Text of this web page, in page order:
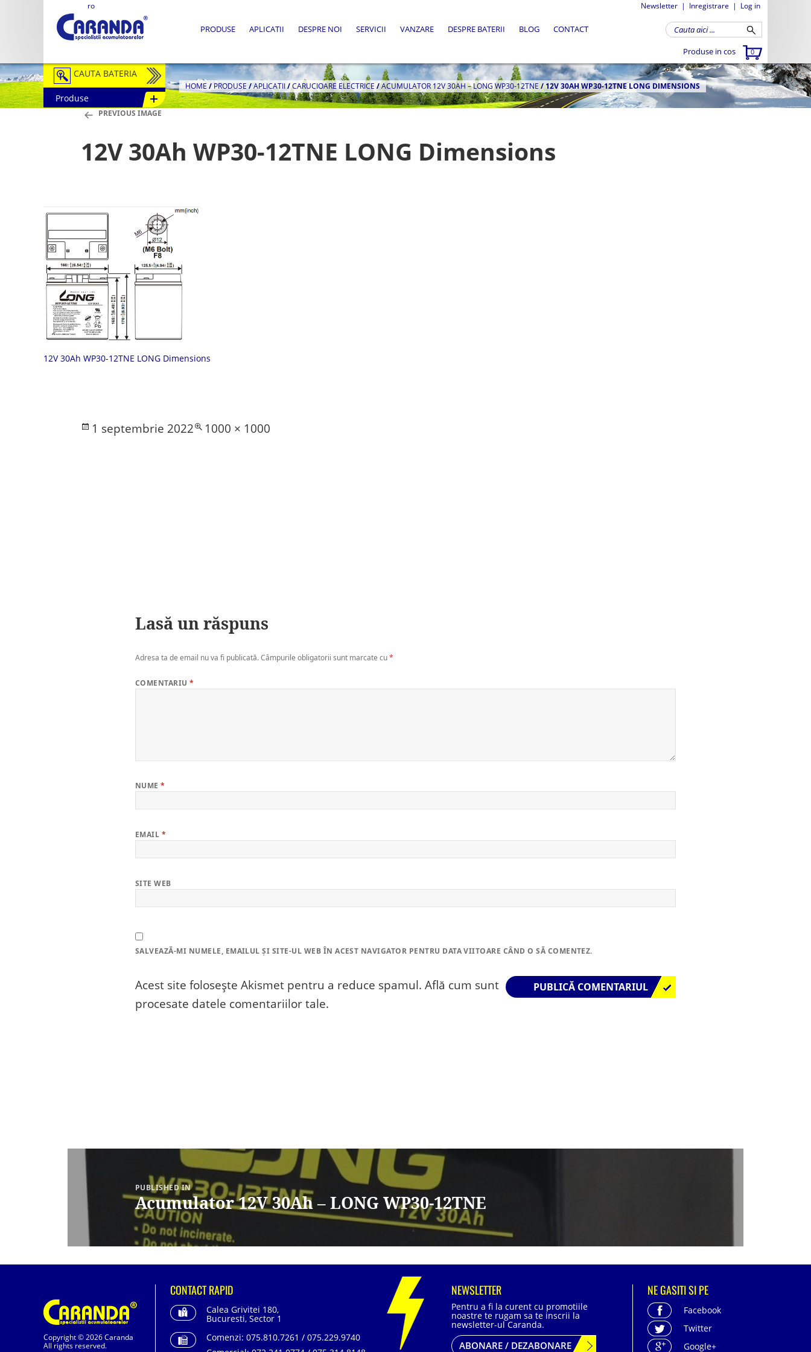
ro Newsletter | Inregistrare | Log in
Produse in cos 0
PRODUSE APLICATII DESPRE NOI SERVICII VANZARE DESPRE BATERII BLOG CONTACT
CAUTA BATERIA
Auto / Moto
Semitractiune
Accesorii Baterii
Fotovoltaice
Produse
HOME/PRODUSE /APLICATII/CARUCIOARE ELECTRICE/ACUMULATOR 12V 30AH – LONG WP30-12TNE/12V 30AH WP30-12TNE LONG DIMENSIONS
PREVIOUS IMAGE
12V 30Ah WP30-12TNE LONG Dimensions
12V 30Ah WP30-12TNE LONG Dimensions
Posted
1 septembrie 2022
Full
1000 × 1000
Lasă un răspuns
Adresa ta de email nu va fi publicată.Câmpurile obligatorii sunt marcate cu*
COMENTARIU*
NUME*
EMAIL *
SITE WEB
SALVEAZĂ-MI NUMELE, EMAILUL ȘI SITE-UL WEB ÎN ACEST NAVIGATOR PENTRU DATA VIITOARE CÂND O SĂ COMENTEZ.
Acest site folosește Akismet pentru a reduce spamul. Află cum sunt
procesate datele comentariilor tale.
Navigare
articole
PUBLISHED IN
Acumulator 12V 30Ah – LONG WP30-12TNE
Copyright © 2026 Caranda
All rights reserved.
CONTACT RAPID
Calea Grivitei 180,
Bucuresti, Sector 1
Comenzi: 075.810.7261 / 075.229.9740
NEWSLETTER
Pentru a fi la curent cu promotiile
noastre te rugam sa te inscrii la
newsletter-ul Caranda.
ABONARE / DEZABONARE
NE GASITI SI PE
Facebook
Twitter
Google+